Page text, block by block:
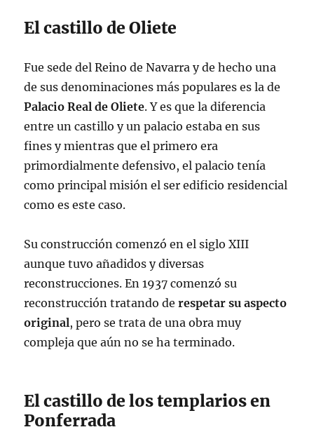
El castillo de Oliete
Fue sede del Reino de Navarra y de hecho una
de sus denominaciones más populares es la de
Palacio Real de Oliete. Y es que la diferencia
entre un castillo y un palacio estaba en sus
fines y mientras que el primero era
primordialmente defensivo, el palacio tenía
como principal misión el ser edificio residencial
como es este caso.
Su construcción comenzó en el siglo XIII
aunque tuvo añadidos y diversas
reconstrucciones. En 1937 comenzó su
reconstrucción tratando derespetar su aspecto
original, pero se trata de una obra muy
compleja que aún no se ha terminado.
El castillo de los templarios en
Ponferrada